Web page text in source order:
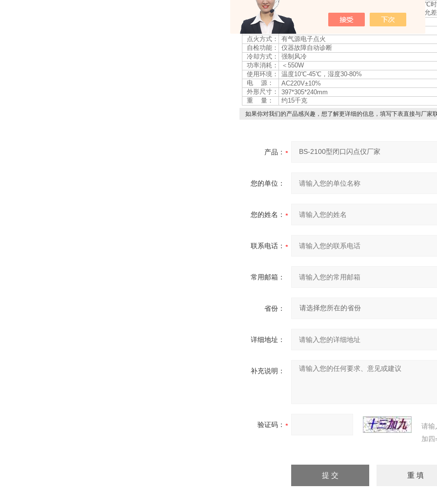
重 复 性：
国家标准：闪点值<104℃时允差±1℃ 、闪点值≥104℃
标准：闪点值≤110℃时允差±1℃ 、闪点值>110℃时允
打 印 机：
热敏打印机，56毫米纸宽
温度检测：
进口铂电阻（Pt100Ω）
点火方式：
有气源电子点火
自检功能：
仪器故障自动诊断
冷却方式：
强制风冷
功率消耗：
＜550W
使用环境：
温度10℃-45℃，湿度30-80%
电 源：
AC220V±10%
外形尺寸：
397*305*240mm
重 量：
约15千克
如果你对我们的产品感兴趣，想了解更详细的信息，填写下表直接与厂家
产品：
您的单位：
您的姓名：
联系电话：
常用邮箱：
省份：
详细地址：
补充说明：
验证码：
请输
加四